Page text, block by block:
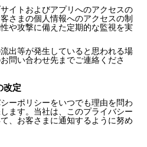
イトおよびアプリへのアクセスの
さまの個人情報へのアクセスの制
や攻撃に備えた定期的な監視を実
出等が発生していると思われる場
問い合わせ先までご連絡くださ
改定
ーポリシーをいつでも理由を問わ
ます。当社は、このプライバシー
、お客さまに通知するように努め